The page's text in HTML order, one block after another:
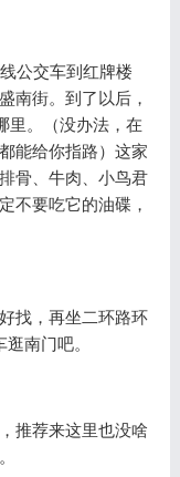
公交车到红牌楼
南街。到了以后，
里。（没办法，在
能给你指路）这家
骨、牛肉、小鸟君
不要吃它的油碟，
找，再坐二环路环
南门吧。
推荐来这里也没啥